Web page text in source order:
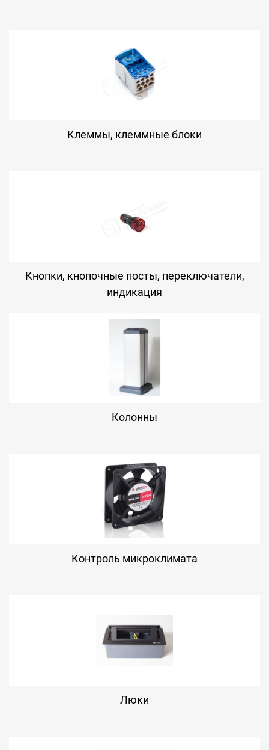
Клеммы, клеммные блоки
Кнопки, кнопочные посты, переключатели,
индикация
Колонны
Контроль микроклимата
Люки